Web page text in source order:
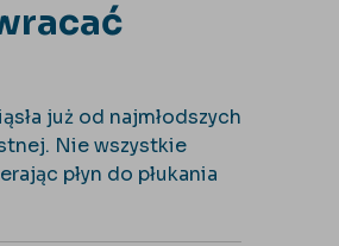
już od najmłodszych
Nie wszystkie
płyn do płukania